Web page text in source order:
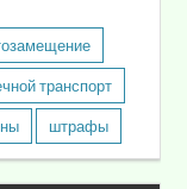
транспорт
штрафы